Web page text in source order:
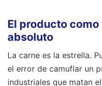
El producto
absoluto
La carne es la estrella.
el error de camuflar un
industriales que matan